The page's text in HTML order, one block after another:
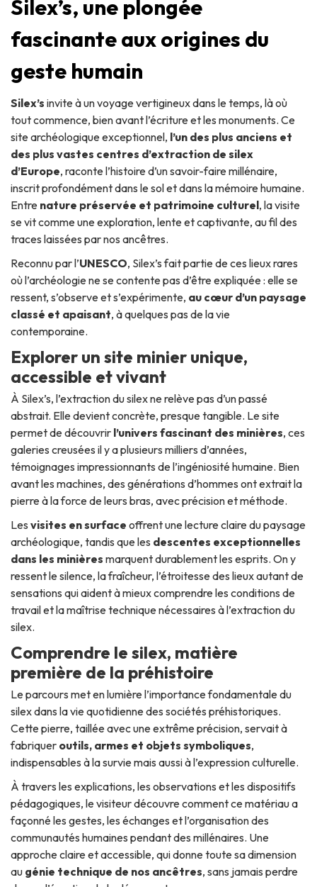
Silex’s, une plongée
fascinante aux origines du
geste humain
Silex’s invite à un voyage vertigineux dans le temps, là où
tout commence, bien avant l’écriture et les monuments. Ce
site archéologique exceptionnel, l’un des plus anciens et
des plus vastes centres d’extraction de silex
d’Europe, raconte l’histoire d’un savoir-faire millénaire,
inscrit profondément dans le sol et dans la mémoire humaine.
Entre nature préservée et patrimoine culturel, la visite
se vit comme une exploration, lente et captivante, au fil des
traces laissées par nos ancêtres.
Reconnu par l’UNESCO, Silex’s fait partie de ces lieux rares
où l’archéologie ne se contente pas d’être expliquée : elle se
ressent, s’observe et s’expérimente, au cœur d’un paysage
classé et apaisant, à quelques pas de la vie
contemporaine.
Explorer un site minier unique,
accessible et vivant
À Silex’s, l’extraction du silex ne relève pas d’un passé
abstrait. Elle devient concrète, presque tangible. Le site
permet de découvrir l’univers fascinant des minières, ces
galeries creusées il y a plusieurs milliers d’années,
témoignages impressionnants de l’ingéniosité humaine. Bien
avant les machines, des générations d’hommes ont extrait la
pierre à la force de leurs bras, avec précision et méthode.
Les visites en surface offrent une lecture claire du paysage
archéologique, tandis que les descentes exceptionnelles
dans les minières marquent durablement les esprits. On y
ressent le silence, la fraîcheur, l’étroitesse des lieux autant de
sensations qui aident à mieux comprendre les conditions de
travail et la maîtrise technique nécessaires à l’extraction du
silex.
Comprendre le silex, matière
première de la préhistoire
Le parcours met en lumière l’importance fondamentale du
silex dans la vie quotidienne des sociétés préhistoriques.
Cette pierre, taillée avec une extrême précision, servait à
fabriquer outils, armes et objets symboliques,
indispensables à la survie mais aussi à l’expression culturelle.
À travers les explications, les observations et les dispositifs
pédagogiques, le visiteur découvre comment ce matériau a
façonné les gestes, les échanges et l’organisation des
communautés humaines pendant des millénaires. Une
approche claire et accessible, qui donne toute sa dimension
au génie technique de nos ancêtres, sans jamais perdre